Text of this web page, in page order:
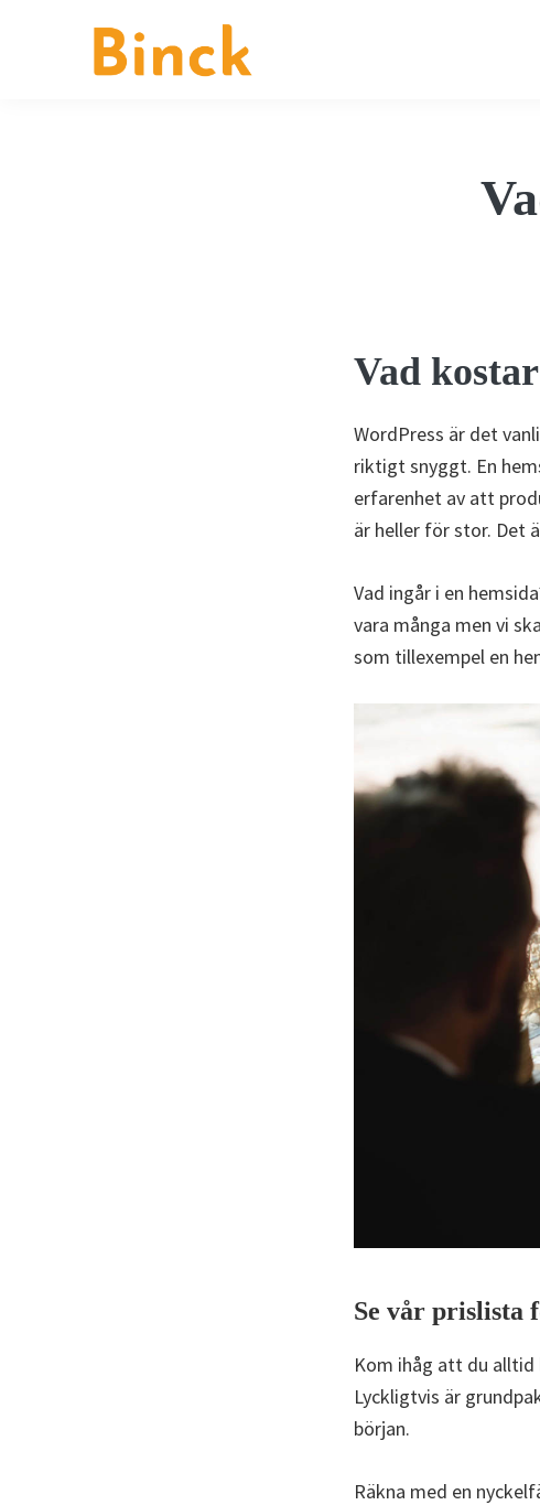
huvudnavigering
huvudinnehåll
Vad
WordPress är det
riktigt snyggt. En
erfarenhet av att
är heller för stor. Det
Vad ingår i en
vara många men vi
som tillexempel en
Se vår prislista
Kom ihåg att du
Lyckligtvis är
början.
Räkna med en